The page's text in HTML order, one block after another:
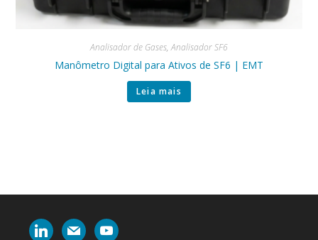
Analisador de Gases,Analisador SF6
Manômetro Digital para Ativos de SF6 | EMT
Leia mais
linkedinmail youtube